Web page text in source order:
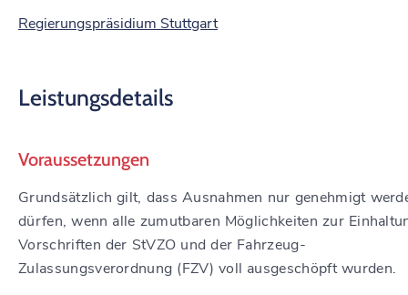
Regierungspräsidium Stuttgart
Leistungsdetails
Voraussetzungen
Grundsätzlich gilt, dass Ausnahmen nur genehmigt
dürfen, wenn alle zumutbaren Möglichkeiten zur
Vorschriften der StVZO und der Fahrzeug-
Zulassungsverordnung (FZV) voll ausgeschöpft wurden.